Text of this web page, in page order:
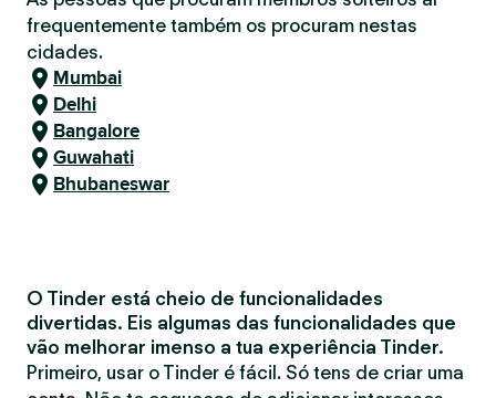
frequentemente também os procuram nestas
cidades.
Mumbai
Delhi
Bangalore
Guwahati
Bhubaneswar
O Tinder está cheio de funcionalidades
divertidas. Eis algumas das funcionalidades que
vão melhorar imenso a tua experiência Tinder.
Primeiro, usar o Tinder é fácil. Só tens de criar uma